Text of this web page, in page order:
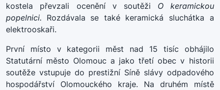
kostela převzali ocenění v soutěži O keramickou
popelnici. Rozdávala se také keramická sluchátka a
elektrooskaři.
První místo v kategorii měst nad 15 tisíc obhájilo
Statutární město Olomouc a jako třetí obec v historii
soutěže vstupuje do prestižní Síně slávy odpadového
hospodářství Olomouckého kraje. Na druhém místě